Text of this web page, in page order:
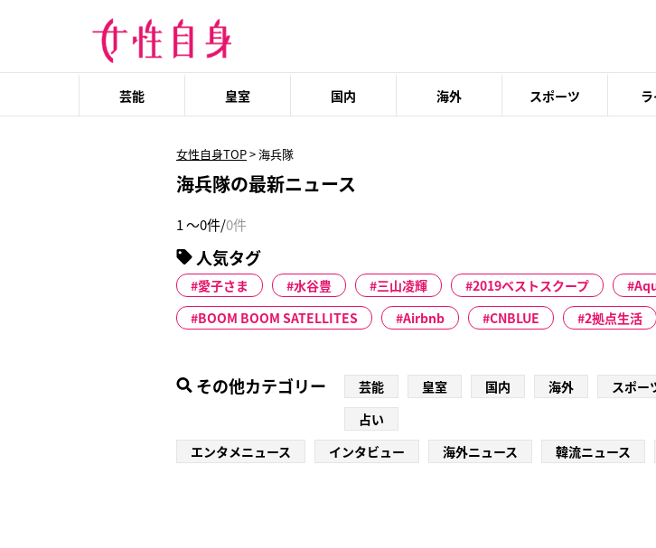
芸能 皇室 国内 海外 スポーツ
女性自身TOP>海兵隊
海兵隊の最新ニュース
1 ～0件/0件
人気タグ
愛子さま 水谷豊 三山凌輝 2019ベストスクープ
BOOM BOOM SATELLITES
Airbnb CNBLUE 2拠点生活
その他カテゴリー 芸能 皇室 国内 海外 スポー
占い
エンタメニュース
インタビュー 海外ニュース 韓流ニュース